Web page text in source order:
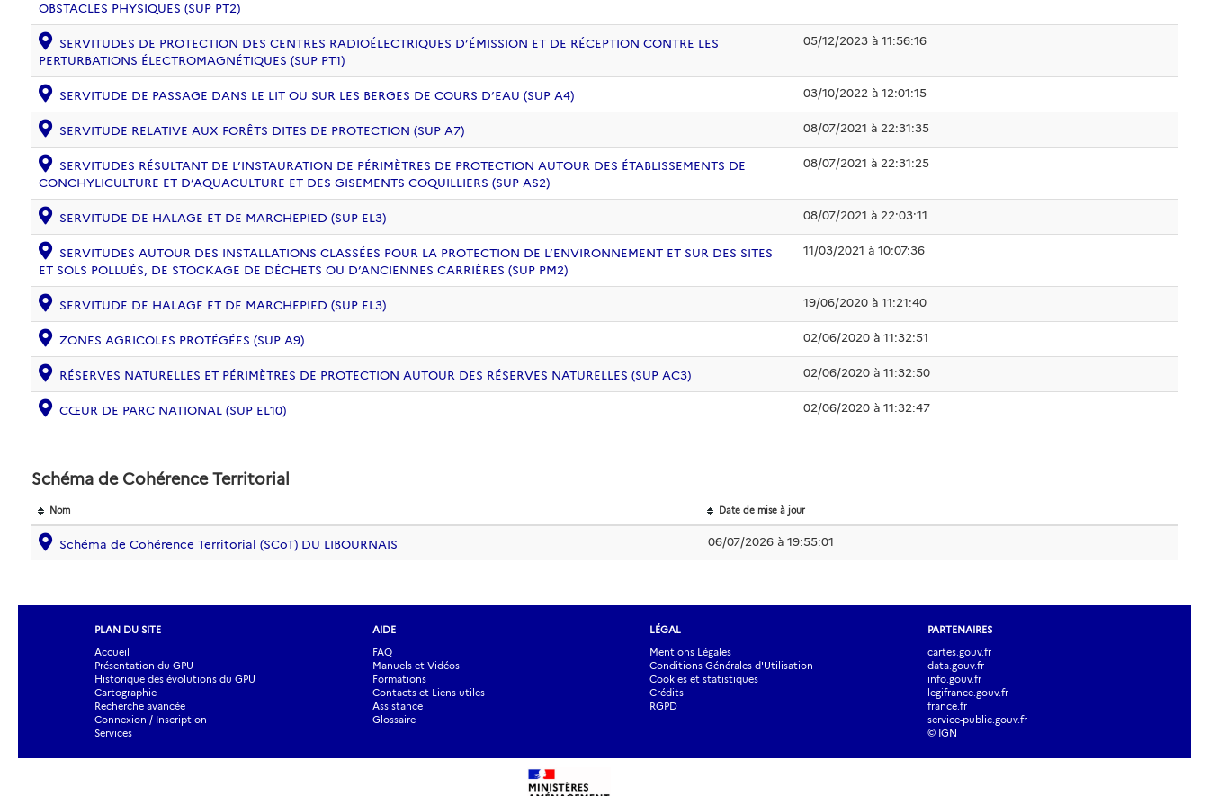
OBSTACLES PHYSIQUES (SUP PT2)
SERVITUDES DE PROTECTION DES CENTRES RADIOÉLECTRIQUES D’ÉMISSION ET DE RÉCEPTION CONTRE LES
PERTURBATIONS ÉLECTROMAGNÉTIQUES (SUP PT1)
05/12/2023 à 11:56:16
SERVITUDE DE PASSAGE DANS LE LIT OU SUR LES BERGES DE COURS D’EAU (SUP A4) 03/10/2022 à 12:01:15
SERVITUDE RELATIVE AUX FORÊTS DITES DE PROTECTION (SUP A7) 08/07/2021 à 22:31:35
SERVITUDES RÉSULTANT DE L’INSTAURATION DE PÉRIMÈTRES DE PROTECTION AUTOUR DES ÉTABLISSEMENTS DE
CONCHYLICULTURE ET D’AQUACULTURE ET DES GISEMENTS COQUILLIERS (SUP AS2)
08/07/2021 à 22:31:25
SERVITUDE DE HALAGE ET DE MARCHEPIED (SUP EL3) 08/07/2021 à 22:03:11
SERVITUDES AUTOUR DES INSTALLATIONS CLASSÉES POUR LA PROTECTION DE L’ENVIRONNEMENT ET SUR DES SITES
ET SOLS POLLUÉS, DE STOCKAGE DE DÉCHETS OU D’ANCIENNES CARRIÈRES (SUP PM2)
11/03/2021 à 10:07:36
SERVITUDE DE HALAGE ET DE MARCHEPIED (SUP EL3) 19/06/2020 à 11:21:40
ZONES AGRICOLES PROTÉGÉES (SUP A9) 02/06/2020 à 11:32:51
RÉSERVES NATURELLES ET PÉRIMÈTRES DE PROTECTION AUTOUR DES RÉSERVES NATURELLES (SUP AC3) 02/06/2020 à 11:32:50
CŒUR DE PARC NATIONAL (SUP EL10) 02/06/2020 à 11:32:47
Schéma de Cohérence Territorial
Nom Date de mise à jour
Schéma de Cohérence Territorial (SCoT) DU LIBOURNAIS 06/07/2026 à 19:55:01
PLAN DU SITE
Accueil
Présentation du GPU
Historique des évolutions du GPU
Cartographie
Recherche avancée
Connexion / Inscription
Services
AIDE
FAQ
Manuels et Vidéos
Formations
Contacts et Liens utiles
Assistance
Glossaire
LÉGAL
Mentions Légales
Conditions Générales d'Utilisation
Cookies et statistiques
Crédits
RGPD
PARTENAIRES
cartes.gouv.fr
data.gouv.fr
info.gouv.fr
legifrance.gouv.fr
france.fr
service-public.gouv.fr
© IGN